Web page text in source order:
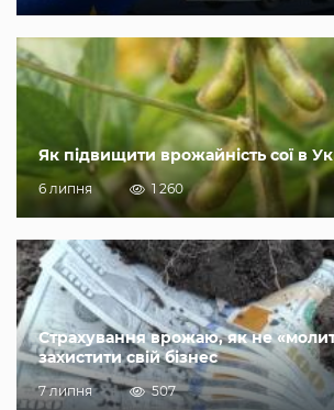
Як підвищити врожайність сої в
6 липня 1 260
Страхування врожаю, як не
захистити свій бізнес
7 липня 507